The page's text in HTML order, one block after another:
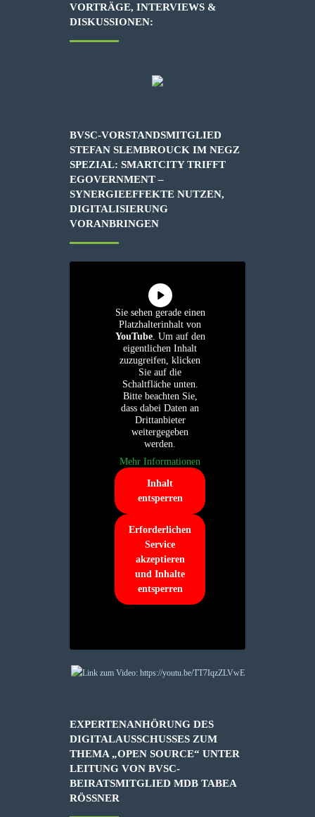
VORTRÄGE, INTERVIEWS &
DISKUSSIONEN:
BVSC-VORSTANDSMITGLIED
STEFAN SLEMBROUCK IM NEGZ
SPEZIAL: SMARTCITY TRIFFT
EGOVERNMENT –
SYNERGIEEFFEKTE NUTZEN,
DIGITALISIERUNG
VORANBRINGEN
Sie sehen gerade einen
Platzhalterinhalt von
YouTube. Um auf den
eigentlichen Inhalt
zuzugreifen, klicken
Sie auf die
Schaltfläche unten.
Bitte beachten Sie,
dass dabei Daten an
Drittanbieter
weitergegeben
werden.
Mehr Informationen
Inhalt
entsperren
Erforderlichen
Service
akzeptieren
und Inhalte
entsperren
EXPERTENANHÖRUNG DES
DIGITALAUSSCHUSSES ZUM
THEMA „OPEN SOURCE“ UNTER
LEITUNG VON BVSC-
BEIRATSMITGLIED MDB TABEA
RÖSSNER